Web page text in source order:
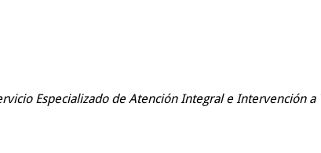
Especializado de Atención Integral e